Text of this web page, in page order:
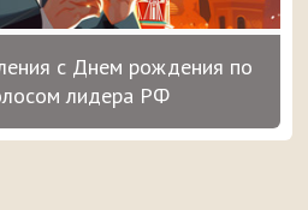
с Днем рождения по
лидера РФ